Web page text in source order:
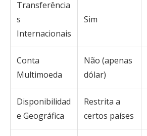
Transferência
s
Internacionais
Sim
Conta
Multimoeda
Não (apenas
dólar)
Disponibilidad
e Geográfica
Restrita a
certos países